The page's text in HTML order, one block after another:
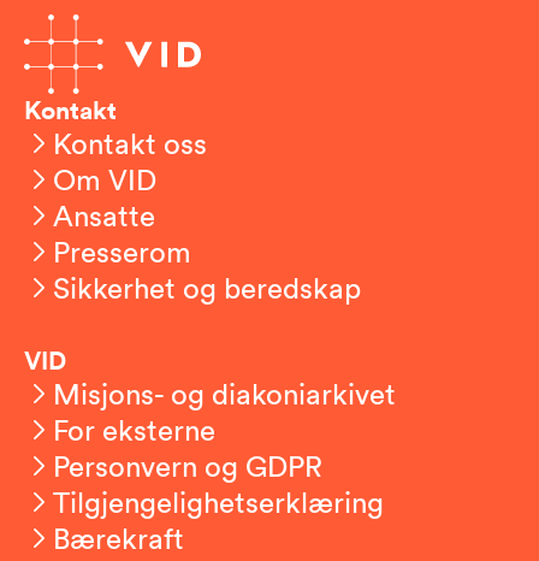
Kontakt
Kontakt oss
Om VID
Ansatte
Presserom
Sikkerhet og beredskap
VID
Misjons- og diakoniarkivet
For eksterne
Personvern og GDPR
Tilgjengelighetserklæring
Bærekraft